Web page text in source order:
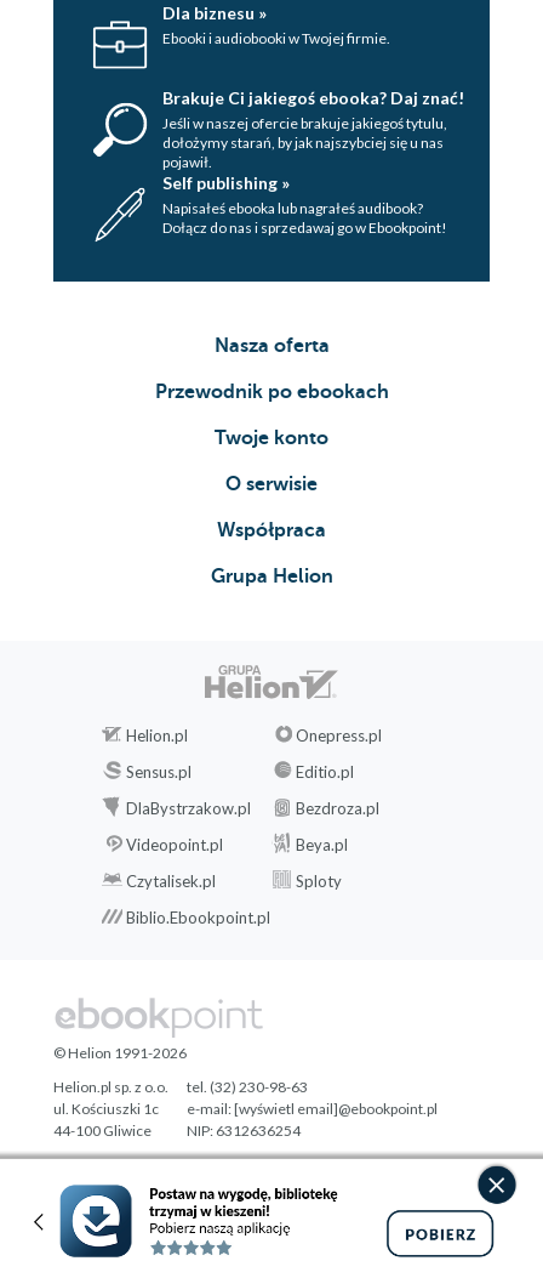
Dla biznesu »
Ebooki i audiobooki w Twojej firmie.
Brakuje Ci jakiegoś ebooka? Daj znać!
Jeśli w naszej ofercie brakuje jakiegoś tytulu,
dołożymy starań, by jak najszybciej się u nas
pojawił.
Self publishing »
Napisałeś ebooka lub nagrałeś audibook?
Dołącz do nas i sprzedawaj go w Ebookpoint!
Nasza oferta
Przewodnik po ebookach
Twoje konto
O serwisie
Współpraca
Grupa Helion
Helion.pl
Onepress.pl
Sensus.pl
Editio.pl
DlaBystrzakow.pl
Bezdroza.pl
Videopoint.pl
Beya.pl
Czytalisek.pl
Sploty
Biblio.Ebookpoint.pl
Designed with ♥ byTonik.pl
© Helion 1991-2026
Helion.pl sp. z o.o.
ul. Kościuszki 1c
44-100 Gliwice
tel. (32) 230-98-63
e-mail:[wyświetl email]@ebookpoint.pl
NIP: 6312636254
Regon: 241989027
Pełna wersja strony »